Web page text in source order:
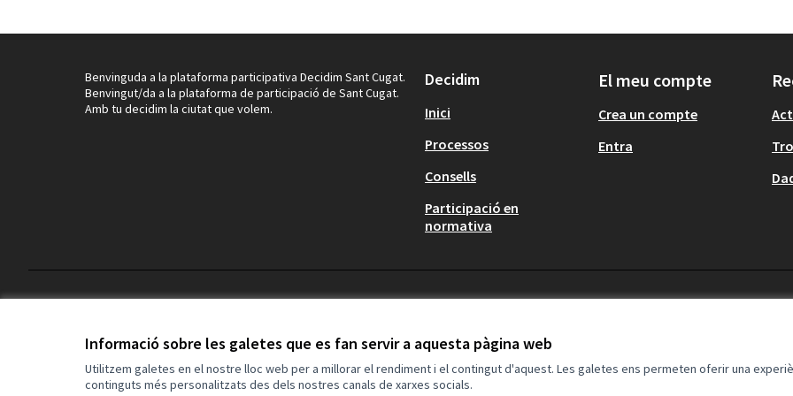
Informació sobre les galetes que es fan servir a aquesta pàgina web
Utilitzem galetes en el nostre lloc web per a millorar el rendiment i el contingut d'aquest. Les galetes ens permeten oferir una
continguts més personalitzats des dels nostres canals de xarxes socials.
Benvinguda a la plataforma participativa Decidim Sant Cugat.
Benvingut/da a la plataforma de participació de Sant Cugat.
Amb tu decidim la ciutat que volem.
Decidim
Inici
Processos
Consells
Participació en
normativa
El meu compte
Crea un compte
Entra